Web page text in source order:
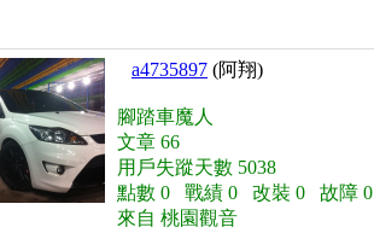
a4735897 (阿翔)
腳踏車魔人
文章 66
用戶失蹤天數 5038
點數 0 戰績 0 改裝 0 故障 0
來自 桃園觀音